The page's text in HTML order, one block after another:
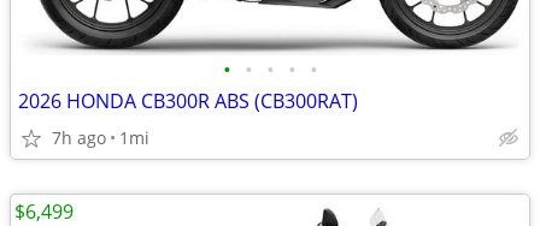
• • • • •
2026 HONDA CB300R ABS (CB300RAT)
7h ago 1mi
$6,499